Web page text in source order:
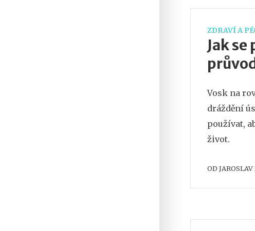
ZDRAVÍ A
Jak
Vosk na
dráždění
používat,
život.
OD